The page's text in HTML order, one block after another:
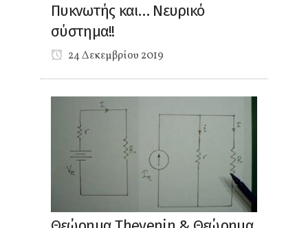
Πυκνωτής και… Νευρικό
σύστημα!!
24 Δεκεμβρίου 2019